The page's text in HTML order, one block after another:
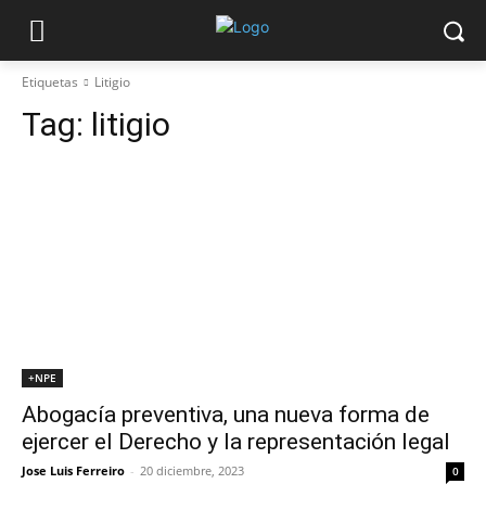
Etiquetas Litigio
Tag: litigio
+NPE
Abogacía preventiva, una nueva forma de
ejercer el Derecho y la representación legal
Jose Luis Ferreiro - 20 diciembre, 2023 0